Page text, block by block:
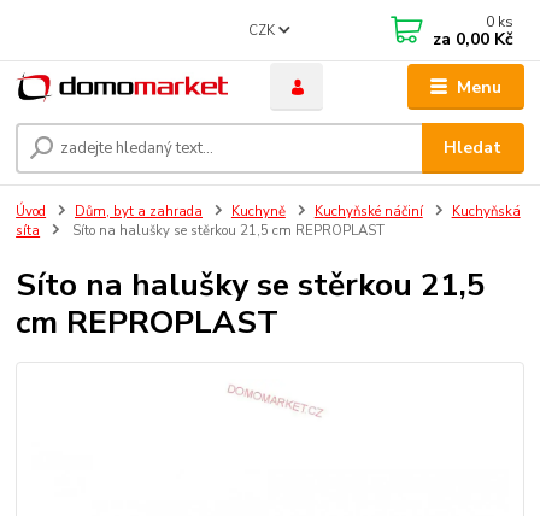
Menu
CZK
Hledat
0 ks
za 0,00 Kč
Úvod Dům, byt a zahrada Kuchyně Kuchyňské náčiní
Kuchyňská
síta
Síto na halušky se stěrkou 21,5 cm REPROPLAST
Síto na halušky se stěrkou 21,5
cm REPROPLAST